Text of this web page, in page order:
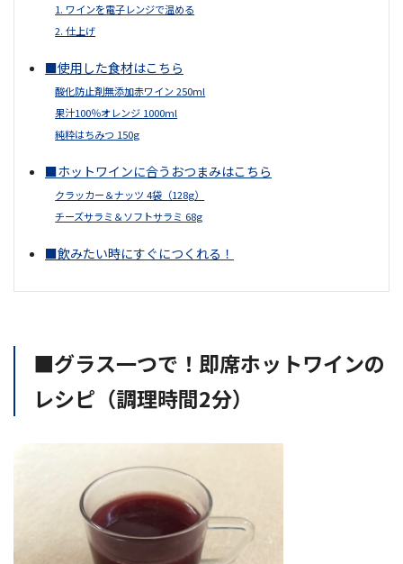
1. ワインを電子レンジで温める
2. 仕上げ
■使用した食材はこちら
酸化防止剤無添加赤ワイン 250ml
果汁100％オレンジ 1000ml
純粋はちみつ 150g
■ホットワインに合うおつまみはこちら
クラッカー＆ナッツ 4袋（128g）
チーズサラミ＆ソフトサラミ 68g
■飲みたい時にすぐにつくれる！
■グラス一つで！即席ホットワインの
レシピ（調理時間2分）